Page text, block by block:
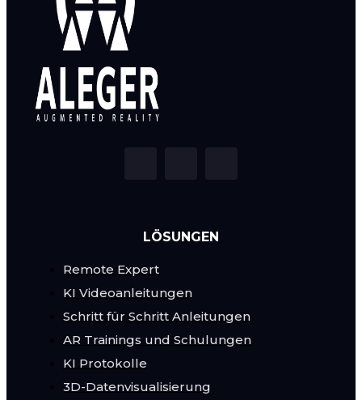
LÖSUNGEN
Remote Expert
KI Videoanleitungen
Schritt für Schritt Anleitungen
AR Trainings und Schulungen
KI Protokolle
3D-Datenvisualisierung